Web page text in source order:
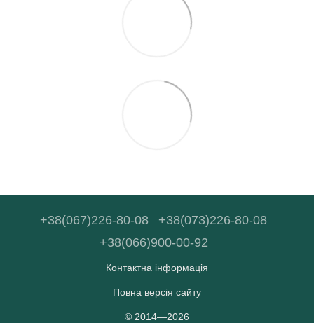
+38(067)226-80-08
+38(073)226-80-08
+38(066)900-00-92
Контактна інформація
Повна версія сайту
© 2014—2026